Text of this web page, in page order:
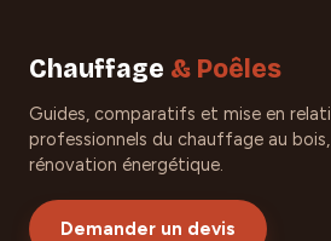
Chauffage & Poêles
Guides, comparatifs et mise en
professionnels du chauffage au
rénovation énergétique.
Demander un devis